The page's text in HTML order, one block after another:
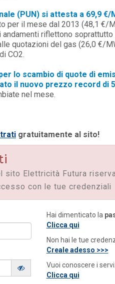
(PUN) si attesta a 69,9 €/
per il mese dal 2013 (48,1 €/
andamenti riflettono
quotazioni del gas (26,0 €/
CO2.
lo scambio di quote di
il nuovo prezzo record di
nel mese.
gratuitamente al sito!
sito Elettricità Futura
con le tue credenziali
Hai dimenticato la
Clicca qui
Non hai le tue
Creale adesso >>>
Vuoi conoscere i
Clicca qui
POLICY
Criticità
–